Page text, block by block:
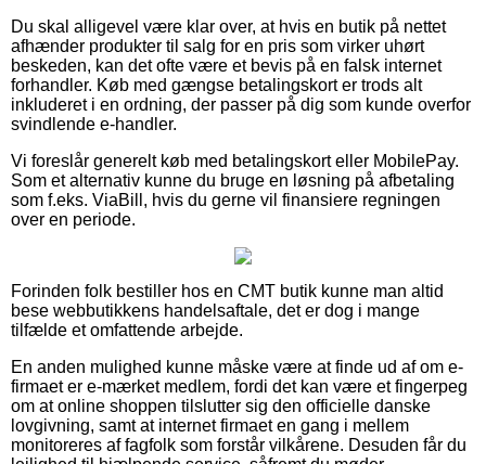
Du skal alligevel være klar over, at hvis en butik på nettet
afhænder produkter til salg for en pris som virker uhørt
beskeden, kan det ofte være et bevis på en falsk internet
forhandler. Køb med gængse betalingskort er trods alt
inkluderet i en ordning, der passer på dig som kunde overfor
svindlende e-handler.
Vi foreslår generelt køb med betalingskort eller MobilePay.
Som et alternativ kunne du bruge en løsning på afbetaling
som f.eks. ViaBill, hvis du gerne vil finansiere regningen
over en periode.
Forinden folk bestiller hos en CMT butik kunne man altid
bese webbutikkens handelsaftale, det er dog i mange
tilfælde et omfattende arbejde.
En anden mulighed kunne måske være at finde ud af om e-
firmaet er e-mærket medlem, fordi det kan være et fingerpeg
om at online shoppen tilslutter sig den officielle danske
lovgivning, samt at internet firmaet en gang i mellem
monitoreres af fagfolk som forstår vilkårene. Desuden får du